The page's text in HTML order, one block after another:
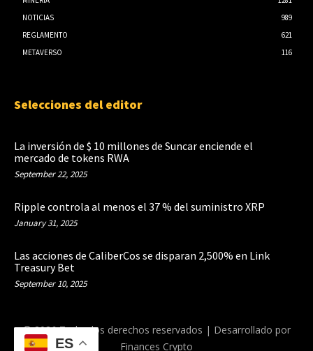
NOTICIAS
989
REGLAMENTO
621
METAVERSO
116
Selecciones del editor
La inversión de $ 10 millones de Suncar enciende el
mercado de tokens RWA
September 22, 2025
Ripple controla al menos el 37 % del suministro XRP
January 31, 2025
Las acciones de CaliberCos se disparan 2,500% en Link
Treasury Bet
September 10, 2025
© 2026 Todos los derechos reservados | Desarrollado por
Finances Crypto
ES